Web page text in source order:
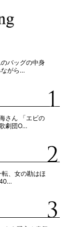
バッグの中身
ながら…
さん 「エビの
劇団O…
、女の勘はほ